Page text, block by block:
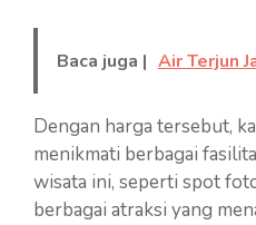
Baca juga | Air Terjun
Dengan harga tersebut,
menikmati berbagai
wisata ini, seperti spot
berbagai atraksi yang